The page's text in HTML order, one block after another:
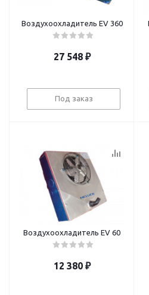
Воздухоохладитель EV 360
27 548₽
Под заказ
Воздухоохладитель EV 60
12 380₽